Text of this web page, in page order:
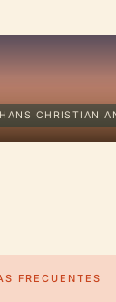
CHRISTIAN
FRECUENTES